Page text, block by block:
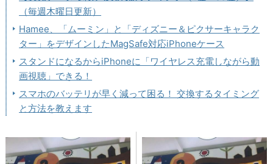
（毎週木曜日更新）
Hamee、「ムーミン」と「ディズニー＆ピクサーキャラク
ター」をデザインしたMagSafe対応iPhoneケース
スタンドになるからiPhoneに「ワイヤレス充電しながら動
画視聴」できる！
スマホのバッテリが早く減って困る！ 交換するタイミング
と方法を教えます